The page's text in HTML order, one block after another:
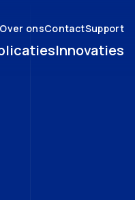
Over onsContactSupport
Innovaties